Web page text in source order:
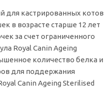
для кастрированных котов
в возрасте старше 12 лет
за счет ограниченного
Royal Canin Ageing
количество белка и
для поддержания
Canin Ageing Sterilised